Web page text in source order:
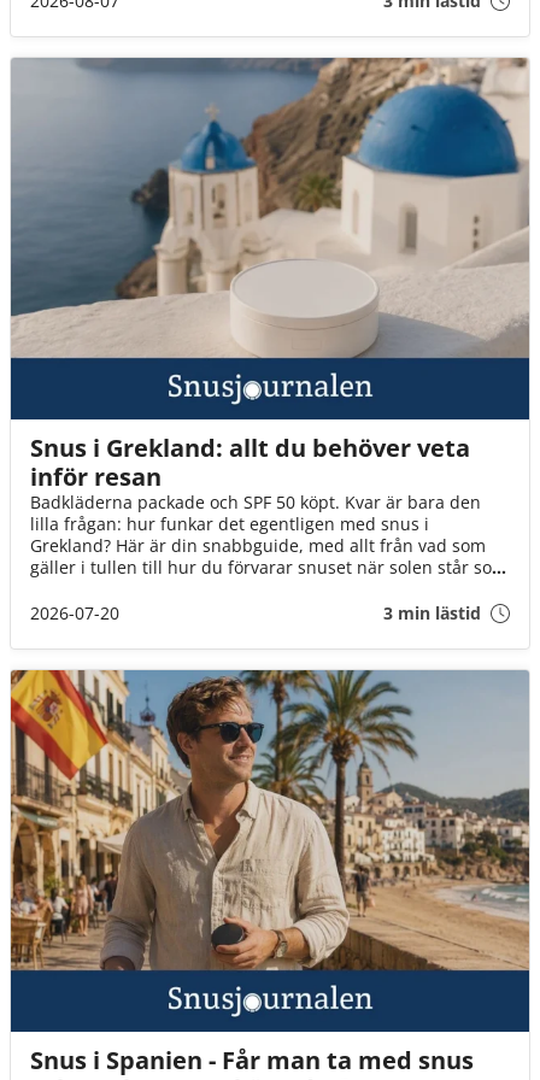
Snus i Grekland: allt du behöver veta
inför resan
Badkläderna packade och SPF 50 köpt. Kvar är bara den
lilla frågan: hur funkar det egentligen med snus i
Grekland? Här är din snabbguide, med allt från vad som
gäller i tullen till hur du förvarar snuset när solen står som
2026-07-20
3 min lästid
Snus i Spanien - Får man ta med snus